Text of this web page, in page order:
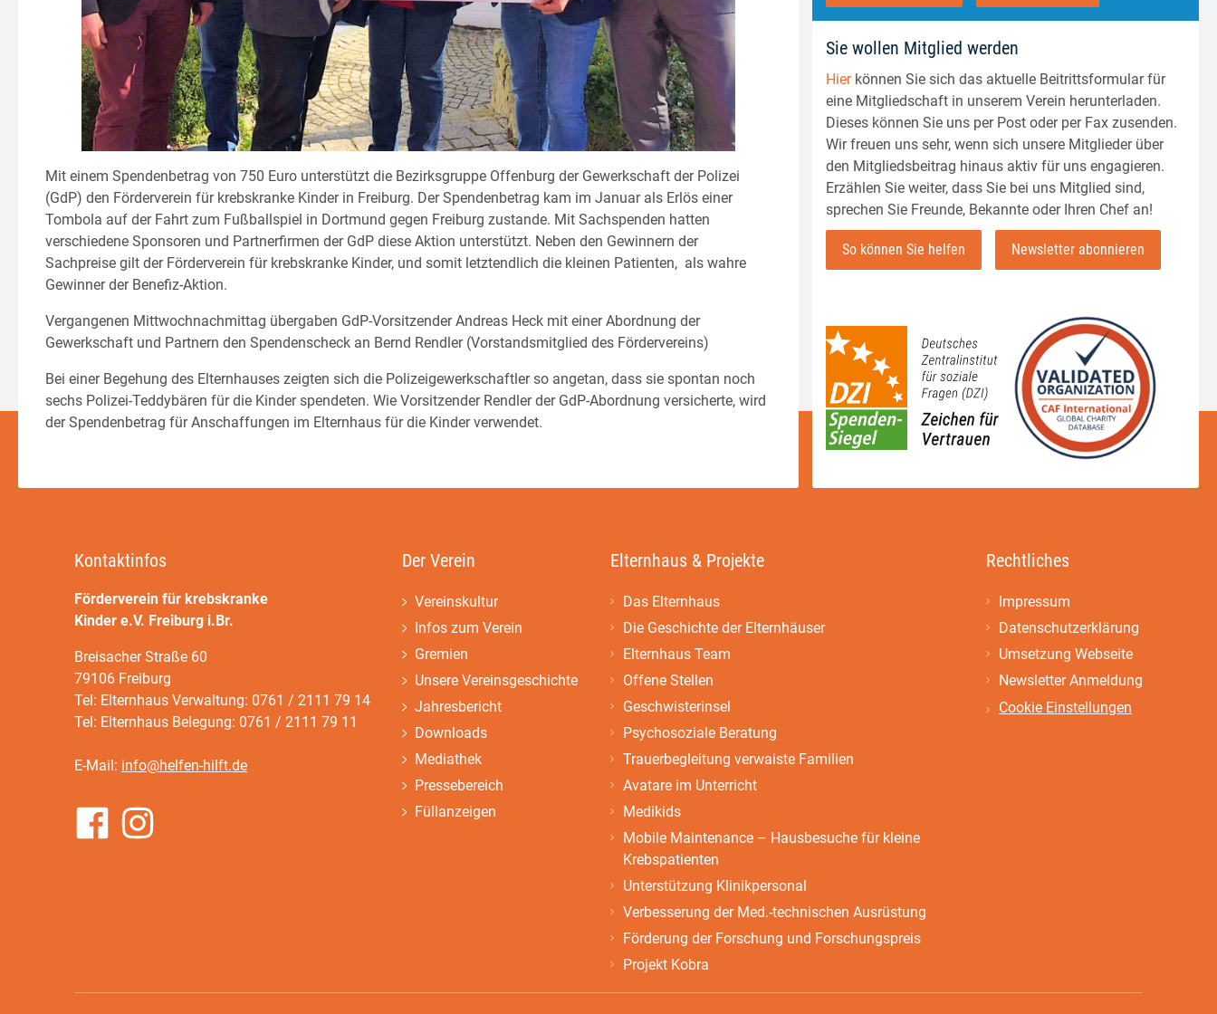
Mit einem Spendenbetrag von 750 Euro unterstützt die Bezirksgruppe Offenburg der Gewerkschaft der Polizei
(GdP) den Förderverein für krebskranke Kinder in Freiburg. Der Spendenbetrag kam im Januar als Erlös einer
Tombola auf der Fahrt zum Fußballspiel in Dortmund gegen Freiburg zustande. Mit Sachspenden hatten
verschiedene Sponsoren und Partnerfirmen der GdP diese Aktion unterstützt. Neben den Gewinnern der
Sachpreise gilt der Förderverein für krebskranke Kinder, und somit letztendlich die kleinen Patienten, als wahre
Gewinner der Benefiz-Aktion.
Vergangenen Mittwochnachmittag übergaben GdP-Vorsitzender Andreas Heck mit einer Abordnung der
Gewerkschaft und Partnern den Spendenscheck an Bernd Rendler (Vorstandsmitglied des Fördervereins)
Bei einer Begehung des Elternhauses zeigten sich die Polizeigewerkschaftler so angetan, dass sie spontan noch
sechs Polizei-Teddybären für die Kinder spendeten. Wie Vorsitzender Rendler der GdP-Abordnung versicherte, wird
der Spendenbetrag für Anschaffungen im Elternhaus für die Kinder verwendet.
Sie wollen Mitglied werden
Hierkönnen Sie sich das aktuelle Beitrittsformular für
eine Mitgliedschaft in unserem Verein herunterladen.
Dieses können Sie uns per Post oder per Fax zusenden.
Wir freuen uns sehr, wenn sich unsere Mitglieder über
den Mitgliedsbeitrag hinaus aktiv für uns engagieren.
Erzählen Sie weiter, dass Sie bei uns Mitglied sind,
sprechen Sie Freunde, Bekannte oder Ihren Chef an!
So können Sie helfen Newsletter abonnieren
Kontaktinfos
Förderverein für krebskranke
Kinder e.V. Freiburg i.Br.
Breisacher Straße 60
79106 Freiburg
Tel: Elternhaus Verwaltung: 0761 / 2111 79 14
Tel: Elternhaus Belegung: 0761 / 2111 79 11
E-Mail: info@helfen-hilft.de
Der Verein
Vereinskultur
Infos zum Verein
Gremien
Unsere Vereinsgeschichte
Jahresbericht
Downloads
Mediathek
Pressebereich
Füllanzeigen
Elternhaus & Projekte
Das Elternhaus
Die Geschichte der Elternhäuser
Elternhaus Team
Offene Stellen
Geschwisterinsel
Psychosoziale Beratung
Trauerbegleitung verwaiste Familien
Avatare im Unterricht
Medikids
Mobile Maintenance – Hausbesuche für kleine
Krebspatienten
Unterstützung Klinikpersonal
Verbesserung der Med.-technischen Ausrüstung
Förderung der Forschung und Forschungspreis
Projekt Kobra
Rechtliches
Impressum
Datenschutzerklärung
Umsetzung Webseite
Newsletter Anmeldung
Cookie Einstellungen